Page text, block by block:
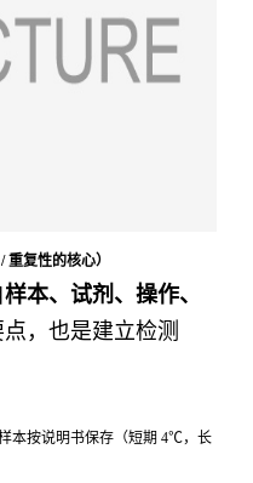
复性的核心）
样本、试剂、操作、
，也是建立检测
本按说明书保存（短期 4℃，长